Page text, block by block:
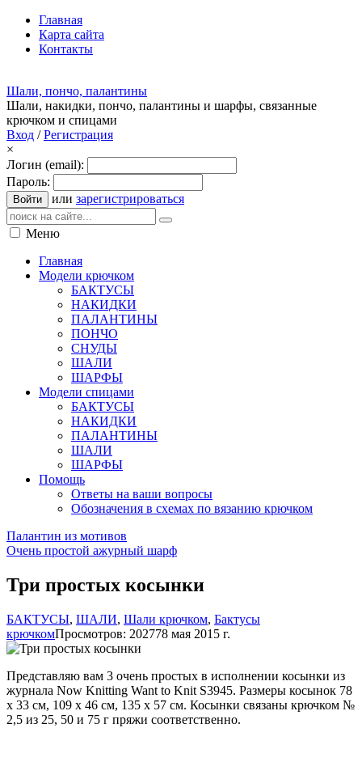
Главная
Карта сайта
Контакты
Шали, пончо, палантины
Шали, накидки, пончо, палантины и шарфы, связанные
крючком и спицами
Вход /Регистрация
×
Логин (email):
Пароль:
Войти или зарегистрироваться
Меню
Главная
Модели крючком
БАКТУСЫ
НАКИДКИ
ПАЛАНТИНЫ
ПОНЧО
СНУДЫ
ШАЛИ
ШАРФЫ
Модели спицами
БАКТУСЫ
НАКИДКИ
ПАЛАНТИНЫ
ШАЛИ
ШАРФЫ
Помощь
Ответы на ваши вопросы
Обозначения в схемах по вязанию крючком
Палантин из мотивов
Очень простой ажурный шарф
Три простых косынки
БАКТУСЫ, ШАЛИ, Шали крючком, Бактусы
крючкомПросмотров: 202778 мая 2015 г.
Представляю вам 3 очень простых в исполнении косынки из
журнала Now Knitting Want to Knit S3945. Размеры косынок 78
х 33 см, 109 х 46 см, 135 х 57 см. Косынки связаны крючком №
2,5 из 25, 50 и 75 г пряжи соответственно.